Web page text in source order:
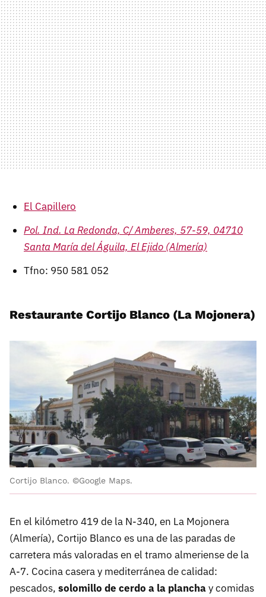
El Capillero
Pol. Ind. La Redonda, C/ Amberes, 57-59, 04710
Santa María del Águila, El Ejido (Almería)
Tfno: 950 581 052
Restaurante Cortijo Blanco (La Mojonera)
Cortijo Blanco. ©Google Maps.
En el kilómetro 419 de la N-340, en La Mojonera
(Almería), Cortijo Blanco es una de las paradas de
carretera más valoradas en el tramo almeriense de la
A-7. Cocina casera y mediterránea de calidad:
pescados, solomillo de cerdo a la planchay comidas